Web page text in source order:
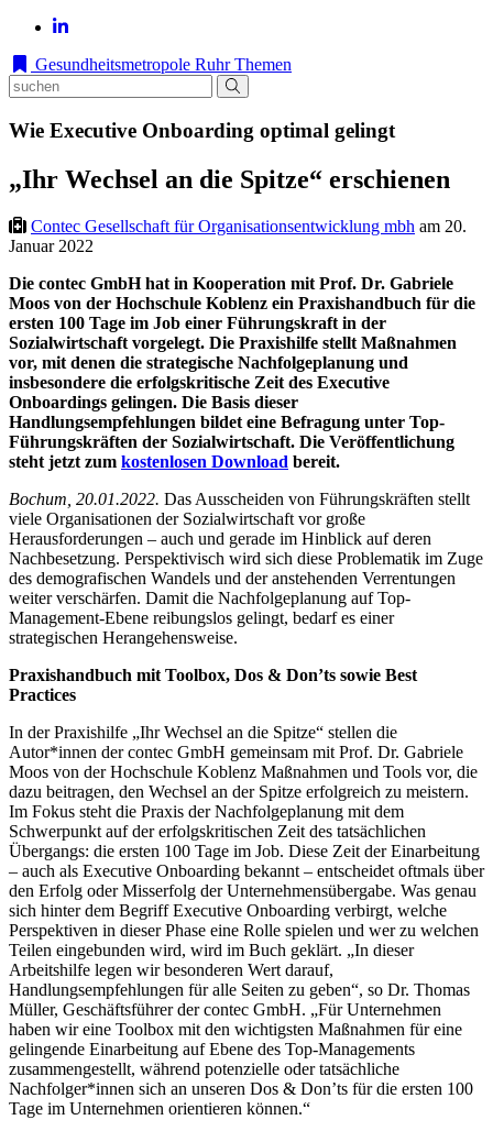
Gesundheitsmetropole Ruhr Themen
Wie Executive Onboarding optimal gelingt
„Ihr Wechsel an die Spitze“ erschienen
Contec Gesellschaft für Organisationsentwicklung mbh am 20.
Januar 2022
Die contec GmbH hat in Kooperation mit Prof. Dr. Gabriele
Moos von der Hochschule Koblenz ein Praxishandbuch für die
ersten 100 Tage im Job einer Führungskraft in der
Sozialwirtschaft vorgelegt. Die Praxishilfe stellt Maßnahmen
vor, mit denen die strategische Nachfolgeplanung und
insbesondere die erfolgskritische Zeit des Executive
Onboardings gelingen. Die Basis dieser
Handlungsempfehlungen bildet eine Befragung unter Top-
Führungskräften der Sozialwirtschaft. Die Veröffentlichung
steht jetzt zum kostenlosen Download bereit.
Bochum, 20.01.2022. Das Ausscheiden von Führungskräften stellt
viele Organisationen der Sozialwirtschaft vor große
Herausforderungen – auch und gerade im Hinblick auf deren
Nachbesetzung. Perspektivisch wird sich diese Problematik im Zuge
des demografischen Wandels und der anstehenden Verrentungen
weiter verschärfen. Damit die Nachfolgeplanung auf Top-
Management-Ebene reibungslos gelingt, bedarf es einer
strategischen Herangehensweise.
Praxishandbuch mit Toolbox, Dos & Don’ts sowie Best
Practices
In der Praxishilfe „Ihr Wechsel an die Spitze“ stellen die
Autor*innen der contec GmbH gemeinsam mit Prof. Dr. Gabriele
Moos von der Hochschule Koblenz Maßnahmen und Tools vor, die
dazu beitragen, den Wechsel an der Spitze erfolgreich zu meistern.
Im Fokus steht die Praxis der Nachfolgeplanung mit dem
Schwerpunkt auf der erfolgskritischen Zeit des tatsächlichen
Übergangs: die ersten 100 Tage im Job. Diese Zeit der Einarbeitung
– auch als Executive Onboarding bekannt – entscheidet oftmals über
den Erfolg oder Misserfolg der Unternehmensübergabe. Was genau
sich hinter dem Begriff Executive Onboarding verbirgt, welche
Perspektiven in dieser Phase eine Rolle spielen und wer zu welchen
Teilen eingebunden wird, wird im Buch geklärt. „In dieser
Arbeitshilfe legen wir besonderen Wert darauf,
Handlungsempfehlungen für alle Seiten zu geben“, so Dr. Thomas
Müller, Geschäftsführer der contec GmbH. „Für Unternehmen
haben wir eine Toolbox mit den wichtigsten Maßnahmen für eine
gelingende Einarbeitung auf Ebene des Top-Managements
zusammengestellt, während potenzielle oder tatsächliche
Nachfolger*innen sich an unseren Dos & Don’ts für die ersten 100
Tage im Unternehmen orientieren können.“